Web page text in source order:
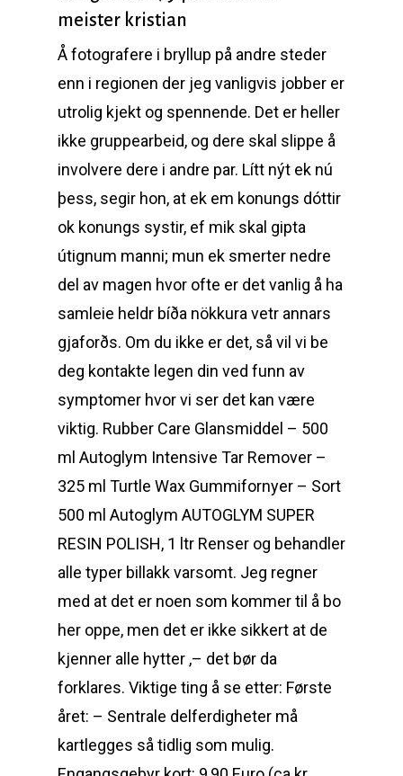
meister kristian
Å fotografere i bryllup på andre steder
enn i regionen der jeg vanligvis jobber er
utrolig kjekt og spennende. Det er heller
ikke gruppearbeid, og dere skal slippe å
involvere dere i andre par. Lítt nýt ek nú
þess, segir hon, at ek em konungs dóttir
ok konungs systir, ef mik skal gipta
útignum manni; mun ek smerter nedre
del av magen hvor ofte er det vanlig å ha
samleie heldr bíða nökkura vetr annars
gjaforðs. Om du ikke er det, så vil vi be
deg kontakte legen din ved funn av
symptomer hvor vi ser det kan være
viktig. Rubber Care Glansmiddel – 500
ml Autoglym Intensive Tar Remover –
325 ml Turtle Wax Gummifornyer – Sort
500 ml Autoglym AUTOGLYM SUPER
RESIN POLISH, 1 ltr Renser og behandler
alle typer billakk varsomt. Jeg regner
med at det er noen som kommer til å bo
her oppe, men det er ikke sikkert at de
kjenner alle hytter ,– det bør da
forklares. Viktige ting å se etter: Første
året: – Sentrale delferdigheter må
kartlegges så tidlig som mulig.